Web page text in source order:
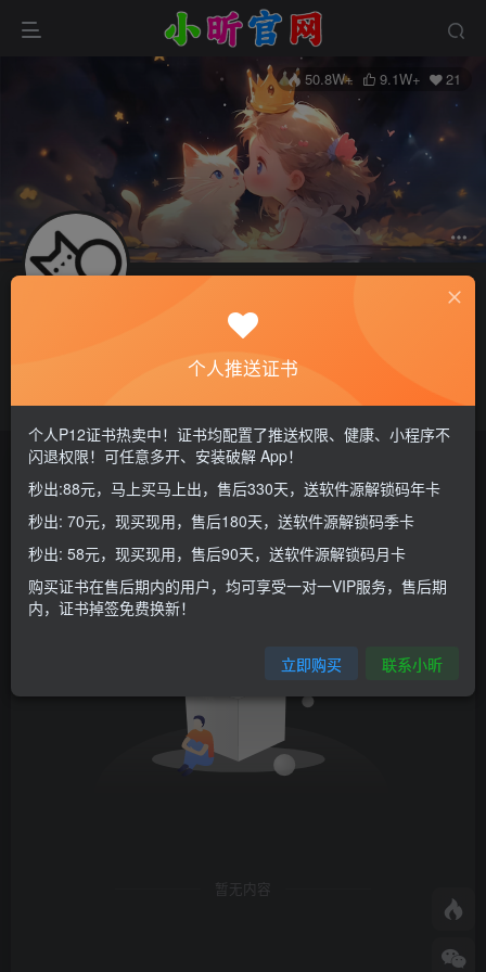
50.8W+ 9.1W+ 21
这家伙很懒，什么都没有写...
私信
文章108 收藏 0 评论 0 版块0 帖子 0 粉丝21
创建 管理 关注
暂无内容
个人推送证书
个人P12证书热卖中！证书均配置了推送权限、健康、小程序不
闪退权限！可任意多开、安装破解 App！
秒出:88元，马上买马上出，售后330天，送软件源解锁码年卡
秒出: 70元，现买现用，售后180天，送软件源解锁码季卡
秒出: 58元，现买现用，售后90天，送软件源解锁码月卡
购买证书在售后期内的用户，均可享受一对一VIP服务，售后期
内，证书掉签免费换新！
立即购买 联系小昕